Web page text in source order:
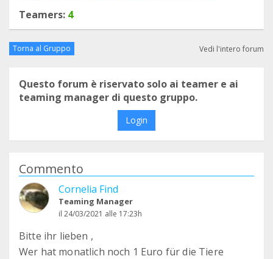
Teamers: 4
Torna al Gruppo Vedi l'intero forum
Questo forum è riservato solo ai teamer e ai
teaming manager di questo gruppo.
Login
Commento
Cornelia Find
Teaming Manager
il 24/03/2021 alle 17:23h
Bitte ihr lieben ,
Wer hat monatlich noch 1 Euro für die Tiere